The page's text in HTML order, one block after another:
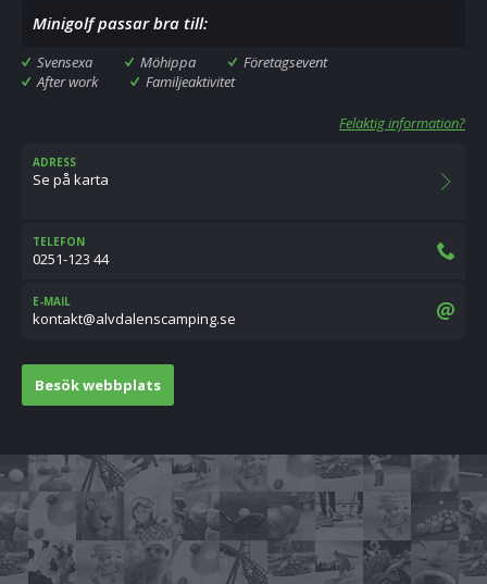
Minigolf passar bra till:
Svensexa Möhippa
Företagsevent
After work
Familjeaktivitet
Felaktig information?
ADRESS
Se på karta
TELEFON
0251-123 44
E-MAIL
es.gnipmacsneladvla@tkatnok
Besök webbplats